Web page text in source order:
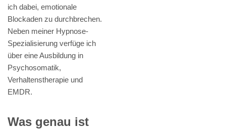
ich dabei, emotionale
Blockaden zu durchbrechen.
Neben meiner Hypnose-
Spezialisierung verfüge ich
über eine Ausbildung in
Psychosomatik,
Verhaltenstherapie und
EMDR.
Was genau ist